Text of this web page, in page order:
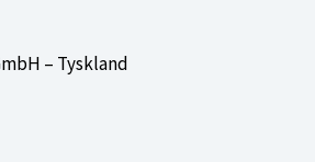
– Tyskland